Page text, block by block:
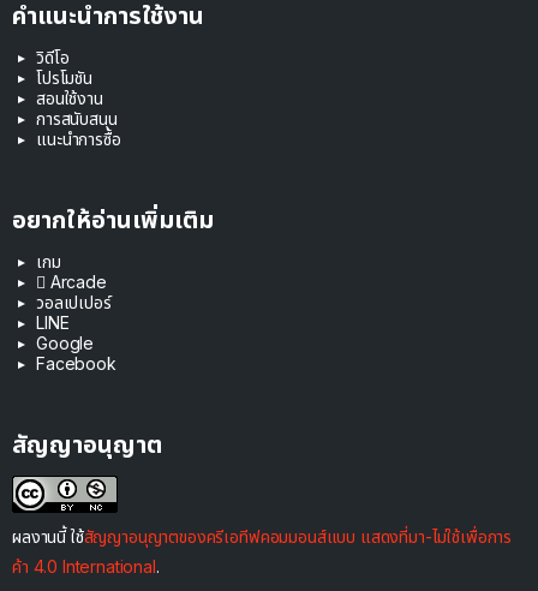
คำแนะนำการใช้งาน
วิดีโอ
โปรโมชัน
สอนใช้งาน
การสนับสนุน
แนะนำการซื้อ
อยากให้อ่านเพิ่มเติม
เกม
 Arcade
วอลเปเปอร์
LINE
Google
Facebook
สัญญาอนุญาต
ผลงานนี้ ใช้สัญญาอนุญาตของครีเอทีฟคอมมอนส์แบบ แสดงที่มา-ไม่ใช้เพื่อการ
ค้า 4.0 International.